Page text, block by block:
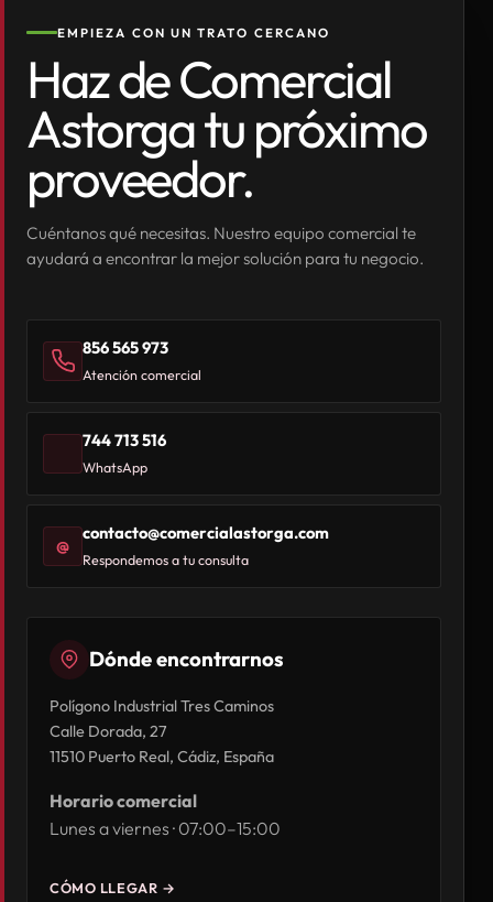
EMPIEZA CON UN TRATO CERCANO
Haz de Comercial
Astorga tu próximo
proveedor.
Cuéntanos qué necesitas. Nuestro equipo comercial te
ayudará a encontrar la mejor solución para tu negocio.
856 565 973
Atención comercial
744 713 516
WhatsApp
@
contacto@comercialastorga.com
Respondemos a tu consulta
Dónde encontrarnos
Polígono Industrial Tres Caminos
Calle Dorada, 27
11510 Puerto Real, Cádiz, España
Horario comercial
Lunes a viernes · 07:00–15:00
CÓMO LLEGAR →